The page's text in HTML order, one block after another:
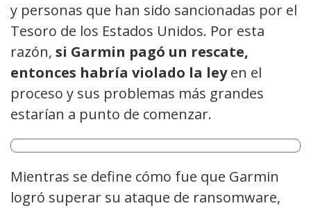
y personas que han sido sancionadas por el
Tesoro de los Estados Unidos. Por esta
razón, si Garmin pagó un rescate,
entonces habría violado la leyen el
proceso y sus problemas más grandes
estarían a punto de comenzar.
Mientras se define cómo fue que Garmin
logró superar su ataque de ransomware,